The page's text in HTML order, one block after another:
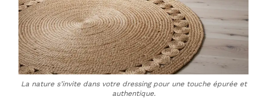
La nature s’invite dans votre dressing pour une touche épurée et
authentique.